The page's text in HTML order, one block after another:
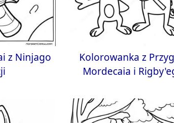
z Ninjago
Kolorowanka z
Mordecaia i